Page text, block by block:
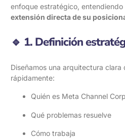
enfoque estratégico,
extensión directa de su
🔹 1. Definición
Diseñamos una arquitectura
rápidamente:
Quién es Meta Channel
Qué problemas resuelve
Cómo trabaja